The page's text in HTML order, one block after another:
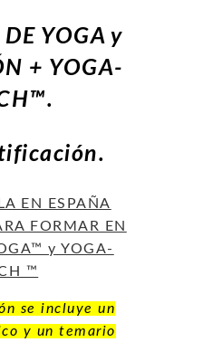
YOGA y
+ YOGA-
EN ESPAÑA
FORMAR EN
y YOGA-
™
se incluye un
y un temario